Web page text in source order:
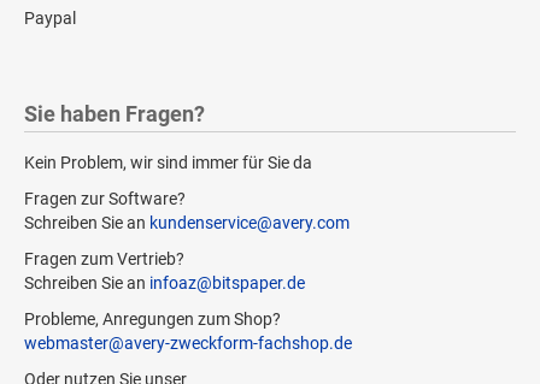
Paypal
Sie haben Fragen?
Kein Problem, wir sind immer für Sie da
Fragen zur Software?
Schreiben Sie an kundenservice@avery.com
Fragen zum Vertrieb?
Schreiben Sie an infoaz@bitspaper.de
Probleme, Anregungen zum Shop?
webmaster@avery-zweckform-fachshop.de
Oder nutzen Sie unser